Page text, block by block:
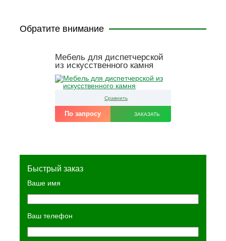
Обратите внимание
Мебель для диспетчерской
из искусственного камня
Сравнить
По запросу ЗАКАЗАТЬ
Быстрый заказ
Ваше имя
Ваш телефон